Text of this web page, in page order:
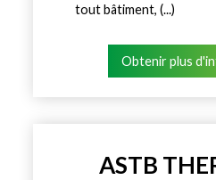
tout bâtiment, (...)
Obtenir plus
ASTB